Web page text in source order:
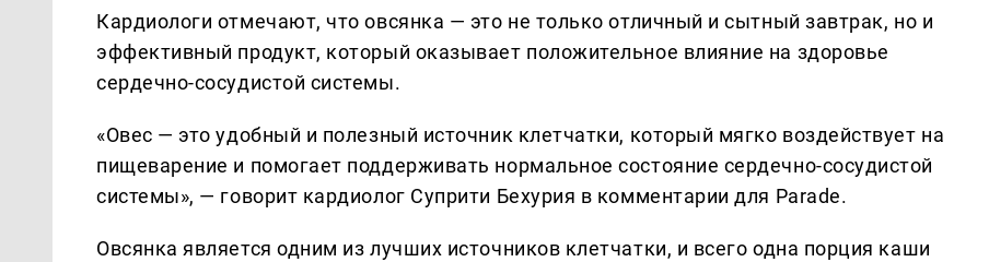
Кардиологи отмечают, что овсянка — это не только отличный и сытный завтрак, но и
эффективный продукт, который оказывает положительное влияние на здоровье
сердечно-сосудистой системы.
«Овес — это удобный и полезный источник клетчатки, который мягко воздействует на
пищеварение и помогает поддерживать нормальное состояние сердечно-сосудистой
системы», — говорит кардиолог Суприти Бехурия в комментарии для Parade.
Овсянка является одним из лучших источников клетчатки, и всего одна порция каши